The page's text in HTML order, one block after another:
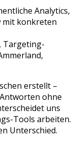
Analytics,
mit konkreten
Targeting-
erstellt –
ohne
uns
Tools arbeiten.
Unterschied.